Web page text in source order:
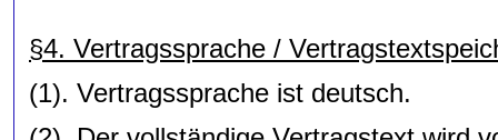
§4. Vertragssprache /
(1). Vertragssprache ist deutsch.